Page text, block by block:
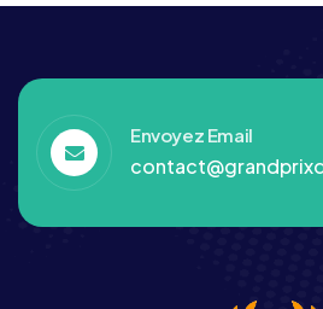
Envoyez Email